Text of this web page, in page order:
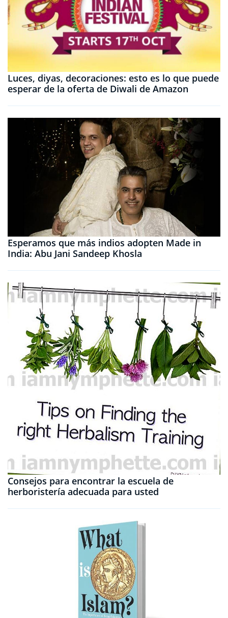
Luces, diyas, decoraciones: esto es lo que puede
esperar de la oferta de Diwali de Amazon
Esperamos que más indios adopten Made in
India: Abu Jani Sandeep Khosla
Consejos para encontrar la escuela de
herboristería adecuada para usted